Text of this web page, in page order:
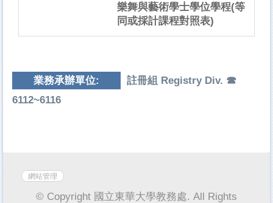
樂舞與藝術學士學位學程(等
同或採計課程對照表)
業務承辦單位:
註冊組 Registry Div. ☎
6112~6116
網站管理
© Copyright 國立東華大學教務處. All Rights